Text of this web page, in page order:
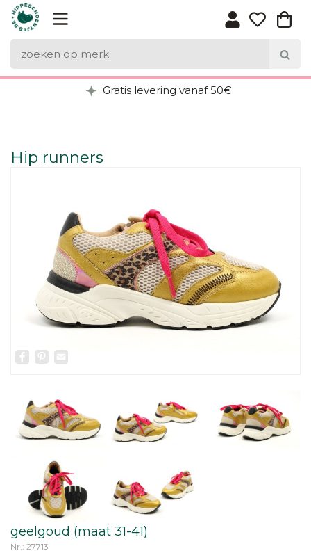
Gratis levering vanaf 50€
Hip runners
Facebook
Pinterest
geelgoud (maat 31-41)
Nr.: 27713